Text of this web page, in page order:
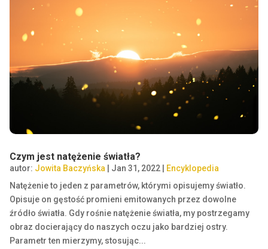
Czym jest natężenie światła?
autor: Jowita Baczyńska Jan 31, 2022|
Encyklopedia
Natężenie to jeden z parametrów, którymi opisujemy światło.
Opisuje on gęstość promieni emitowanych przez dowolne
źródło światła. Gdy rośnie natężenie światła, my postrzegamy
obraz docierający do naszych oczu jako bardziej ostry.
Parametr ten mierzymy, stosując...